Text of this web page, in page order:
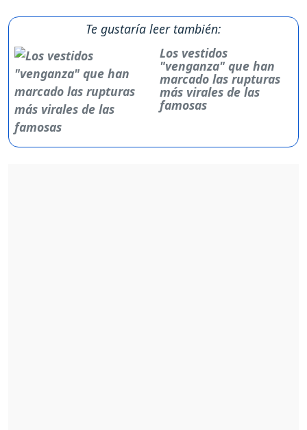
Te gustaría leer también:
Los vestidos
"venganza" que han
marcado las rupturas
más virales de las
famosas